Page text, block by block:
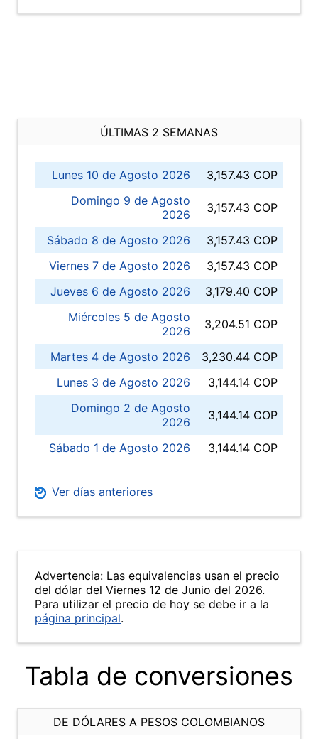
ÚLTIMAS 2 SEMANAS
Lunes 10 de Agosto 2026
3,157.43 COP
Domingo 9 de Agosto
2026
3,157.43 COP
Sábado 8 de Agosto 2026
3,157.43 COP
Viernes 7 de Agosto 2026
3,157.43 COP
Jueves 6 de Agosto 2026
3,179.40 COP
Miércoles 5 de Agosto
2026
3,204.51 COP
Martes 4 de Agosto 2026
3,230.44 COP
Lunes 3 de Agosto 2026
3,144.14 COP
Domingo 2 de Agosto
2026
3,144.14 COP
Sábado 1 de Agosto 2026 3,144.14 COP
Ver días anteriores
Advertencia: Las equivalencias usan el precio
del dólar del Viernes 12 de Junio del 2026.
Para utilizar el precio de hoy se debe ir a la
página principal.
Tabla de conversiones
DE DÓLARES A PESOS COLOMBIANOS